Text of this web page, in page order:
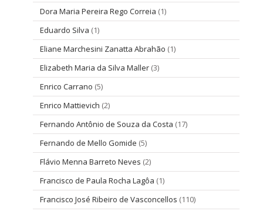
Dora Maria Pereira Rego Correia (1)
Eduardo Silva (1)
Eliane Marchesini Zanatta Abrahão (1)
Elizabeth Maria da Silva Maller (3)
Enrico Carrano (5)
Enrico Mattievich (2)
Fernando Antônio de Souza da Costa (17)
Fernando de Mello Gomide (5)
Flávio Menna Barreto Neves (2)
Francisco de Paula Rocha Lagôa (1)
Francisco José Ribeiro de Vasconcellos (110)